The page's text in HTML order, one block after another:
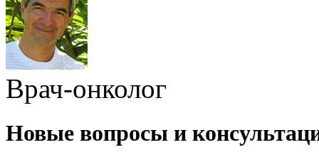
Врач-онколог
Новые вопросы и